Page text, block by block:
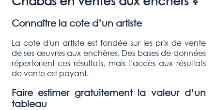
Connaître la cote d’un artiste
La cote d'un artiste est fondée sur les prix de vente
de ses œuvres aux enchères. Des bases de données
répertorient ces résultats, mais l’accès aux résultats
de vente est payant.
Faire estimer gratuitement la valeur d’un
tableau